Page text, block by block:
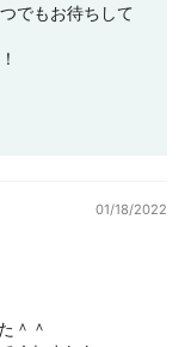
でもお待ちして
01/18/2022
＾＾